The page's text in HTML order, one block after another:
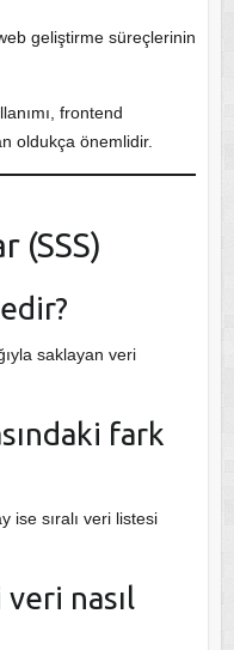
geliştirme süreçlerinin
frontend
oldukça önemlidir.
(SSS)
saklayan veri
fark
ise sıralı veri listesi
nasıl